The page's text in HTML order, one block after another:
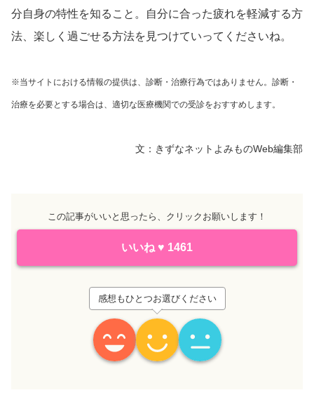
分自身の特性を知ること。自分に合った疲れを軽減する方
法、楽しく過ごせる方法を見つけていってくださいね。
※当サイトにおける情報の提供は、診断・治療行為ではありません。診断・
治療を必要とする場合は、適切な医療機関での受診をおすすめします。
文：きずなネットよみものWeb編集部
この記事がいいと思ったら、クリックお願いします！
いいね ♥ 1461
感想もひとつお選びください